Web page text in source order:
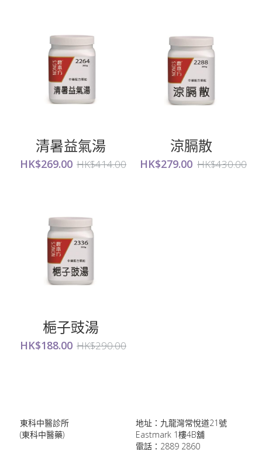
清暑益氣湯
HK$269.00 HK$414.00
涼膈散
HK$279.00 HK$430.00
梔子豉湯
HK$188.00 HK$290.00
東科中醫診所
(東科中醫藥)
地址：九龍灣常悅道21號
Eastmark 1樓4B舖
電話：2889 2860